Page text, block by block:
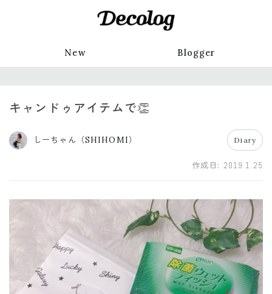
New Blogger
キャンドゥアイテムで👏
しーちゃん（SHIHOMI） Diary
作成日: 2019.1.25